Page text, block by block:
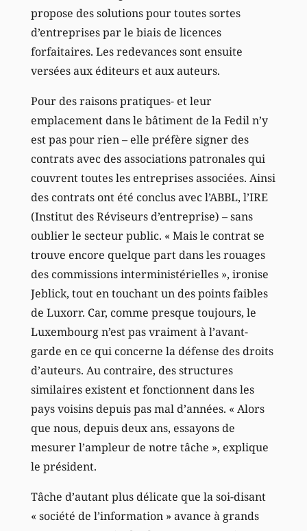
propose des solutions pour toutes sortes
d’entreprises par le biais de licences
forfaitaires. Les redevances sont ensuite
versées aux éditeurs et aux auteurs.
Pour des raisons pratiques- et leur
emplacement dans le bâtiment de la Fedil n’y
est pas pour rien – elle préfère signer des
contrats avec des associations patronales qui
couvrent toutes les entreprises associées. Ainsi
des contrats ont été conclus avec l’ABBL, l’IRE
(Institut des Réviseurs d’entreprise) – sans
oublier le secteur public. « Mais le contrat se
trouve encore quelque part dans les rouages
des commissions interministérielles », ironise
Jeblick, tout en touchant un des points faibles
de Luxorr. Car, comme presque toujours, le
Luxembourg n’est pas vraiment à l’avant-
garde en ce qui concerne la défense des droits
d’auteurs. Au contraire, des structures
similaires existent et fonctionnent dans les
pays voisins depuis pas mal d’années. « Alors
que nous, depuis deux ans, essayons de
mesurer l’ampleur de notre tâche », explique
le président.
Tâche d’autant plus délicate que la soi-disant
« société de l’information » avance à grands